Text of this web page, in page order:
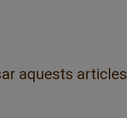
aquests articles